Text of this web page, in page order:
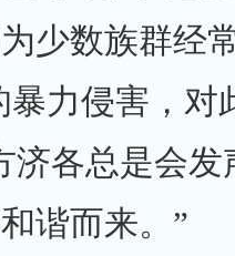
少数族群经
力侵害，对
济各总是会发
谐而来。”